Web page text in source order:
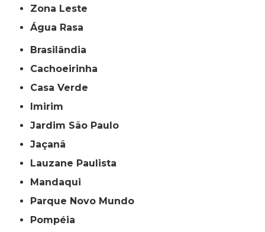
Zona Leste
Água Rasa
Brasilândia
Cachoeirinha
Casa Verde
Imirim
Jardim São Paulo
Jaçanã
Lauzane Paulista
Mandaqui
Parque Novo Mundo
Pompéia